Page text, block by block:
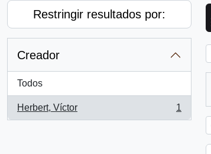
Restringir resultados por:
Creador
Todos
Herbert, Víctor
, 1 resultados
1